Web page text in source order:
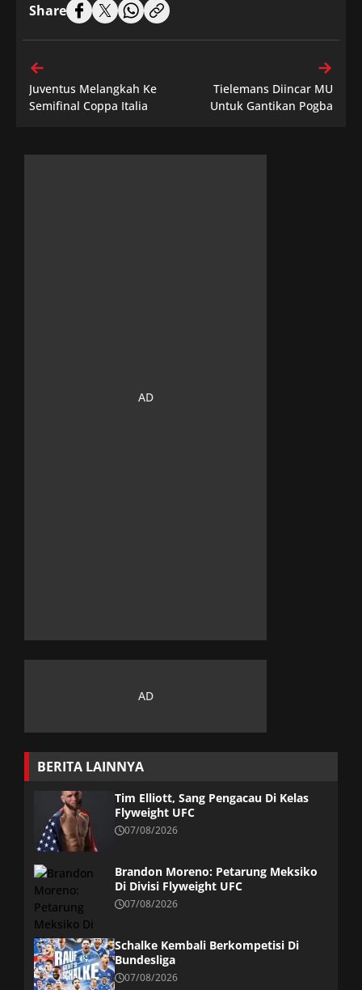
Share
Juventus Melangkah Ke
Semifinal Coppa Italia
Tielemans Diincar MU
Untuk Gantikan Pogba
BERITA LAINNYA
Tim Elliott, Sang Pengacau Di Kelas
Flyweight UFC
07/08/2026
Brandon Moreno: Petarung Meksiko
Di Divisi Flyweight UFC
07/08/2026
Schalke Kembali Berkompetisi Di
Bundesliga
07/08/2026